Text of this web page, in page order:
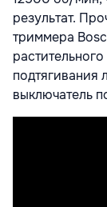
результат.
триммера
подтягивания
выключатель